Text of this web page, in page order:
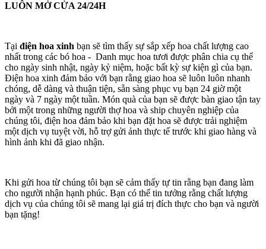
LUÔN MỞ CỬA 24/24H
Tại điện hoa xinh bạn sẽ tìm thấy sự sắp xếp hoa chất lượng cao
nhất trong các bó hoa - Danh mục hoa tươi được phân chia cụ thể
cho ngày sinh nhật, ngày kỷ niệm, hoặc bất kỳ sự kiện gì của bạn.
Điện hoa xinh đảm bảo với bạn rằng giao hoa sẽ luôn luôn nhanh
chóng, dễ dàng và thuận tiện, sẵn sàng phục vụ bạn 24 giờ một
ngày và 7 ngày một tuần. Món quà của bạn sẽ được bàn giao tận tay
bởi một trong những người thợ hoa và ship chuyên nghiệp của
chúng tôi, điện hoa đảm bảo khi bạn đặt hoa sẽ được trải nghiệm
một dịch vụ tuyệt vời, hỗ trợ gửi ảnh thực tế trước khi giao hàng và
hình ảnh khi đã giao nhận.
Khi gửi hoa từ chúng tôi bạn sẽ cảm thấy tự tin rằng bạn đang làm
cho người nhận hạnh phúc. Bạn có thể tin tưởng rằng chất lượng
dịch vụ của chúng tôi sẽ mang lại giá trị đích thực cho bạn và người
bạn tặng!